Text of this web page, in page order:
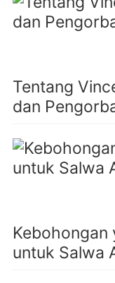
Tentang
dan
Kebohongan
untuk Salwa